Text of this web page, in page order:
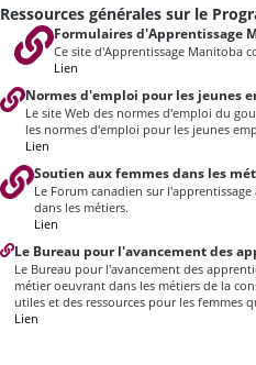
Ressources générales sur le
Formulaires d'Apprentissage
Ce site d'Apprentissage Manitoba
Lien
Normes d'emploi pour les jeunes
Le site Web des normes d'emploi du
les normes d'emploi pour les jeunes
Lien
Soutien aux femmes dans les
Le Forum canadien sur
dans les métiers.
Lien
Le Bureau pour l'avancement des
Le Bureau pour l'avancement des
métier oeuvrant dans les métiers de la
utiles et des ressources pour les femmes
Lien